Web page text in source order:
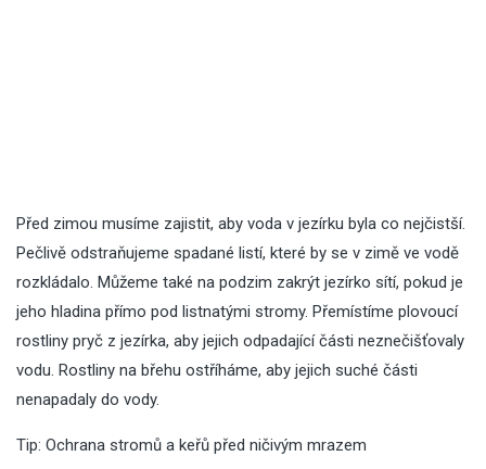
Před zimou musíme zajistit, aby voda v jezírku byla co nejčistší.
Pečlivě odstraňujeme spadané listí, které by se v zimě ve vodě
rozkládalo. Můžeme také na podzim zakrýt jezírko sítí, pokud je
jeho hladina přímo pod listnatými stromy. Přemístíme plovoucí
rostliny pryč z jezírka, aby jejich odpadající části neznečišťovaly
vodu. Rostliny na břehu ostříháme, aby jejich suché části
nenapadaly do vody.
Tip: Ochrana stromů a keřů před ničivým mrazem